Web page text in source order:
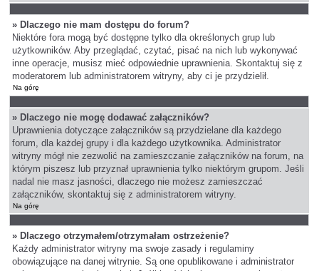
» Dlaczego nie mam dostępu do forum?
Niektóre fora mogą być dostępne tylko dla określonych grup lub
użytkowników. Aby przeglądać, czytać, pisać na nich lub wykonywać
inne operacje, musisz mieć odpowiednie uprawnienia. Skontaktuj się z
moderatorem lub administratorem witryny, aby ci je przydzielił.
Na górę
» Dlaczego nie mogę dodawać załączników?
Uprawnienia dotyczące załączników są przydzielane dla każdego
forum, dla każdej grupy i dla każdego użytkownika. Administrator
witryny mógł nie zezwolić na zamieszczanie załączników na forum, na
którym piszesz lub przyznał uprawnienia tylko niektórym grupom. Jeśli
nadal nie masz jasności, dlaczego nie możesz zamieszczać
załączników, skontaktuj się z administratorem witryny.
Na górę
» Dlaczego otrzymałem/otrzymałam ostrzeżenie?
Każdy administrator witryny ma swoje zasady i regulaminy
obowiązujące na danej witrynie. Są one opublikowane i administrator